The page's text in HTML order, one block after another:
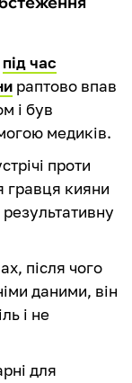
під час
раптово впав
і був
медиків.
проти
гравця кияни
після чого
даними, він
і не
для